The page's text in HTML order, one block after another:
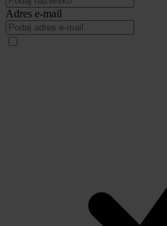
Adres e-mail